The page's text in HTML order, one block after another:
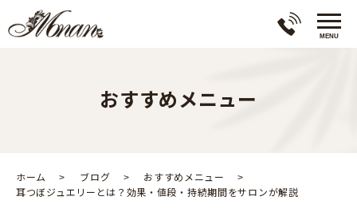
おすすめメニュー
ホーム ブログ
おすすめメニュー
耳つぼジュエリーとは？効果・値段・持続期間をサロンが解説